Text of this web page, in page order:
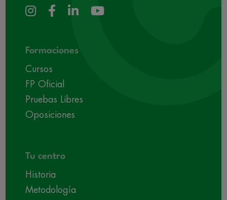
Formaciones
Cursos
FP Oficial
Pruebas Libres
Oposiciones
Tu centro
Historia
Metodología